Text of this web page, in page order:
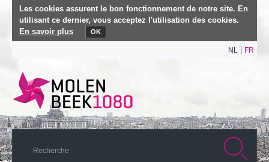
Les cookies assurent le bon fonctionnement de notre site. En
utilisant ce dernier, vous acceptez l'utilisation des cookies.
En savoir plus
OK
NL FR